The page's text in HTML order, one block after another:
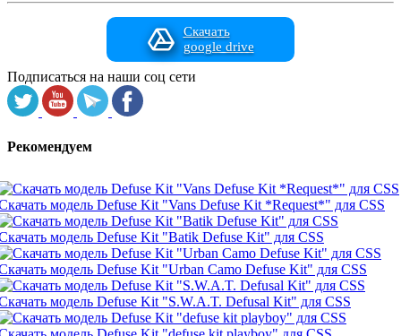
Скачать
google drive
Подписаться на наши соц сети
Рекомендуем
модель Defuse Kit "Vans Defuse Kit *Request*" для CSS
модель Defuse Kit "Batik Defuse Kit" для CSS
модель Defuse Kit "Urban Camo Defuse Kit" для CSS
модель Defuse Kit "S.W.A.T. Defusal Kit" для CSS